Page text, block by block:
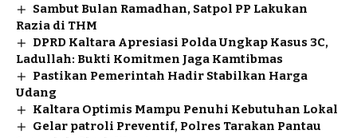
Sambut Bulan Ramadhan, Satpol PP Lakukan
Razia di THM
DPRD Kaltara Apresiasi Polda Ungkap Kasus 3C,
Ladullah: Bukti Komitmen Jaga Kamtibmas
Pastikan Pemerintah Hadir Stabilkan Harga
Udang
Kaltara Optimis Mampu Penuhi Kebutuhan Lokal
Gelar patroli Preventif, Polres Tarakan Pantau